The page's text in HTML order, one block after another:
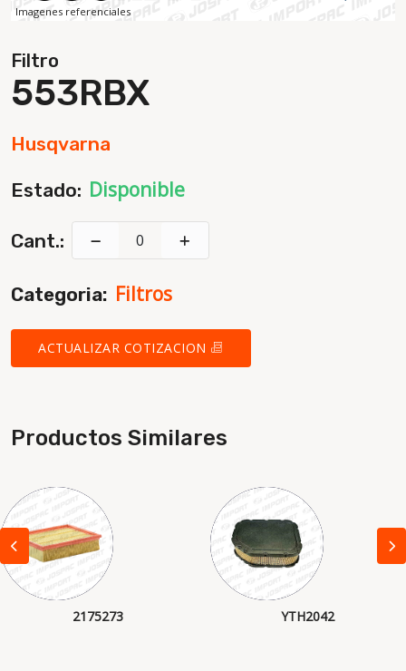
Imagenes referenciales
Filtro
553RBX
Husqvarna
Estado: Disponible
Cant.:
Categoria: Filtros
ACTUALIZAR COTIZACION
Productos Similares
2175273 YTH2042